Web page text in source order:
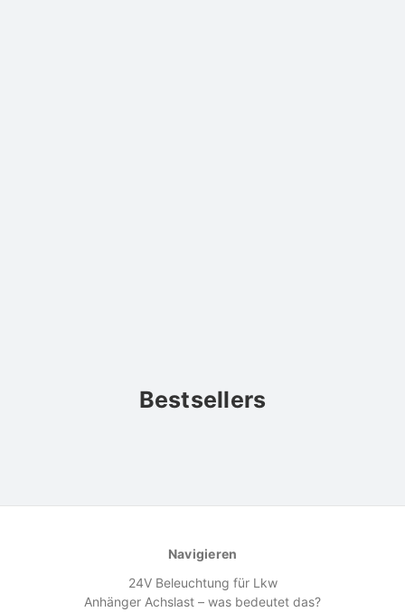
Bestsellers
Navigieren
24V Beleuchtung für Lkw
Anhänger Achslast – was bedeutet das?